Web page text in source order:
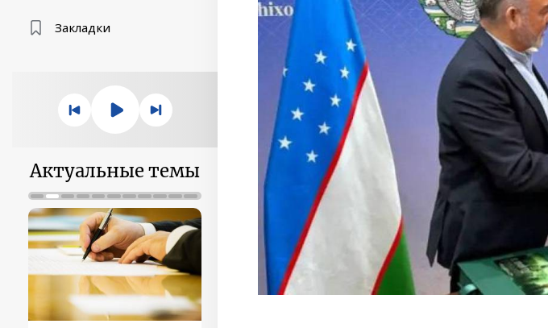
Закладки
Актуальные темы